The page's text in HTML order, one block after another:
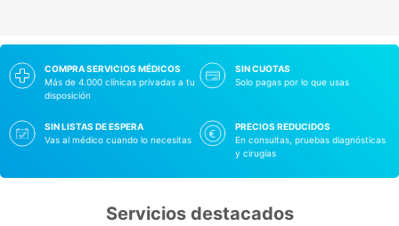
COMPRA SERVICIOS MÉDICOS
Más de 4.000 clínicas privadas a tu
disposición
SIN CUOTAS
Solo pagas por lo que usas
SIN LISTAS DE ESPERA
Vas al médico cuando lo necesitas
PRECIOS REDUCIDOS
En consultas, pruebas diagnósticas
y cirugías
Servicios destacados